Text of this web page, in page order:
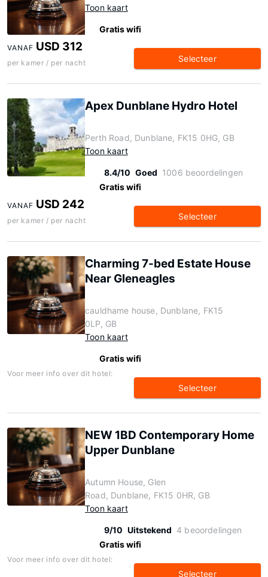
Toon kaart
Gratis wifi
VANAF USD 312
per kamer / per nacht Selecteer
Apex Dunblane Hydro Hotel
Perth Road, Dunblane, FK15 0HG, GB
Toon kaart
8.4/10 Goed 1006 beoordelingen
Gratis wifi
VANAF USD 242
per kamer / per nacht Selecteer
Charming 7-bed Estate House
Near Gleneagles
cauldhame house, Dunblane, FK15
0LP, GB
Toon kaart
Gratis wifi
Voor meer info over dit hotel:
Selecteer
NEW 1BD Contemporary Home
Upper Dunblane
Autumn House, Glen
Road, Dunblane, FK15 0HR, GB
Toon kaart
9/10 Uitstekend 4 beoordelingen
Gratis wifi
Voor meer info over dit hotel:
Selecteer